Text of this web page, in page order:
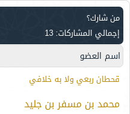
من شارك؟
إجمالي المشاركات: 13
اسم العضو
قحطان ربعي ولا به خلافي
محمد بن مسفر بن جليد